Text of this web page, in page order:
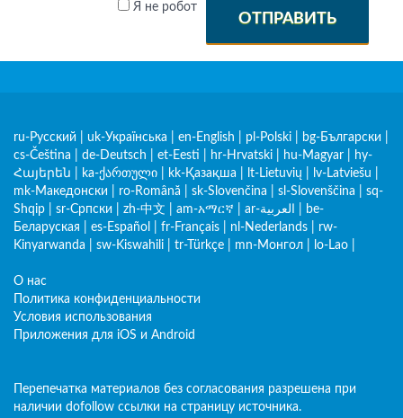
Я не робот
ОТПРАВИТЬ
ru-Русский uk-Українська en-English pl-Polski bg-Български
cs-Čeština
de-Deutsch et-Eesti hr-Hrvatski hu-Magyar
hy-
Հայերեն
ka-ქართული kk-Қазақша lt-Lietuvių lv-Latviešu
mk-Македонски
ro-Română sk-Slovenčina sl-Slovenščina
sq-
Shqip
sr-Српски zh-中文 am-አማርኛ ar-العربية
be-
Беларуская
es-Español fr-Français nl-Nederlands
rw-
Kinyarwanda
sw-Kiswahili tr-Türkçe mn-Монгол lo-Lao
О нас
Политика конфиденциальности
Условия использования
Приложения для iOS и Android
Перепечатка материалов без согласования разрешена при
наличии dofollow ссылки на страницу источника.